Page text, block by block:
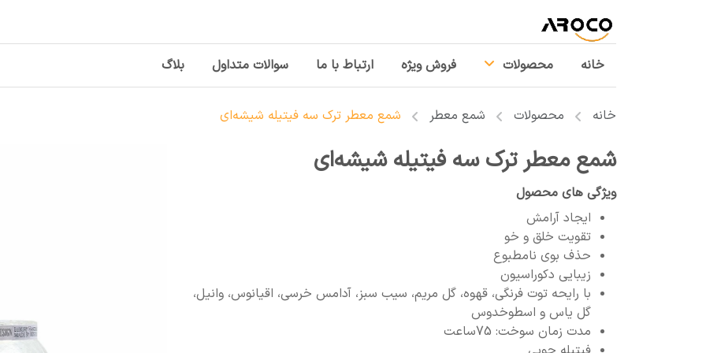
خانه محصولات فروش ویژه ارتباط با ما سوالات متداول بلاگ
خانه محصولات شمع معطر شمع معطر ترک سه فیتیله شیشه‌ای
شمع معطر ترک سه فیتیله شیشه‌ای
ویژگی های محصول
ایجاد آرامش
تقویت خلق و خو
حذف بوی نامطبوع
زیبایی دکوراسیون
با رایحه توت فرنگی، قهوه، گل مریم، سیب سبز، آدامس خرسی، اقیانوس، وانیل،
گل یاس و اسطوخدوس
مدت زمان سوخت: 75ساعت